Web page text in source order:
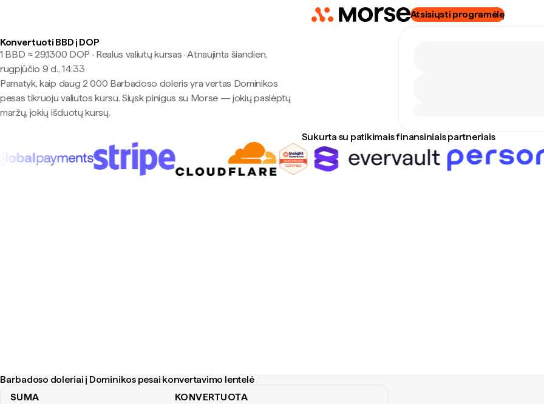
Atsisiųsti programėlę
Konvertuoti BBD į DOP
1 BBD ≈ 29,1300 DOP · Realus valiutų kursas ·Atnaujinta šiandien,
rugpjūčio 9 d., 14:33
Pamatyk, kaip daug 2 000 Barbadoso doleris yra vertas Dominikos
pesas tikruoju valiutos kursu. Siųsk pinigus su Morse — jokių paslėptų
maržų, jokių išduotų kursų.
Sukurta su patikimais finansiniais partneriais
Barbadoso doleriai į Dominikos pesai konvertavimo lentelė
SUMA KONVERTUOTA